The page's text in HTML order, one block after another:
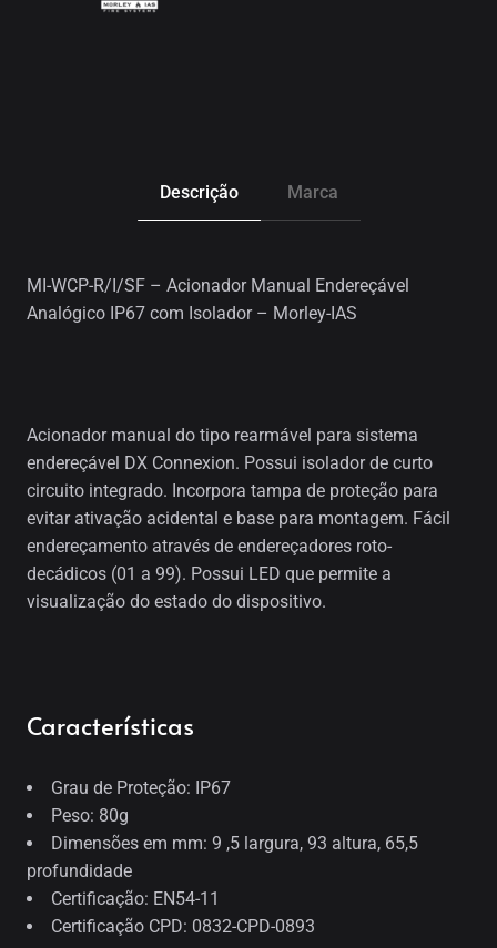
Descrição Marca
MI-WCP-R/I/SF – Acionador Manual Endereçável
Analógico IP67 com Isolador – Morley-IAS
Acionador manual do tipo rearmável para sistema
endereçável DX Connexion. Possui isolador de curto
circuito integrado. Incorpora tampa de proteção para
evitar ativação acidental e base para montagem. Fácil
endereçamento através de endereçadores roto-
decádicos (01 a 99). Possui LED que permite a
visualização do estado do dispositivo.
Características
Grau de Proteção: IP67
Peso: 80g
Dimensões em mm: 9 ,5 largura, 93 altura, 65,5
profundidade
Certificação: EN54-11
Certificação CPD: 0832-CPD-0893